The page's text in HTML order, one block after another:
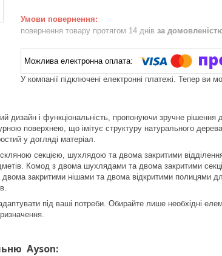
повернення товару протягом 14 днів за
У компанії підключені електронні платежі. Тепер ви
дизайн і функціональність, пропонуючи зручне
поверхнею, що імітує структуру натурального
у догляді матеріал.
скляною секцією, шухлядою та двома закритими
Комод з двома шухлядами та двома закритими
закритими нішами та двома відкритими полицями
під ваші потреби. Обирайте лише необхідні
Ayson: